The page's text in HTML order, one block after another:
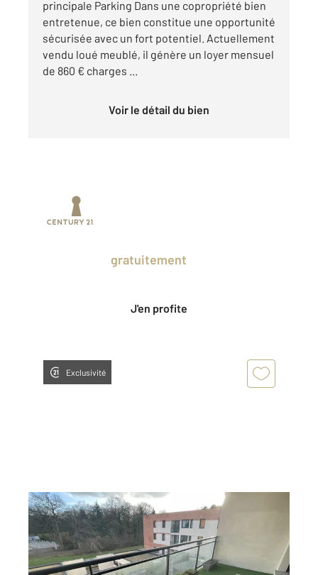
principale Parking Dans une copropriété bien
entretenue, ce bien constitue une opportunité
sécurisée avec un fort potentiel. Actuellement
vendu loué meublé, il génère un loyer mensuel
de 860 € charges ...
Voir le détail du bien
gratuitement
J'en profite
Exclusivité
EVRY 91
81,38 m 2 , 4 pièces
Ref : 5358
Appartement F4 à vendre